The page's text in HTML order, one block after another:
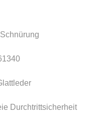
Durchtrittsicherheit